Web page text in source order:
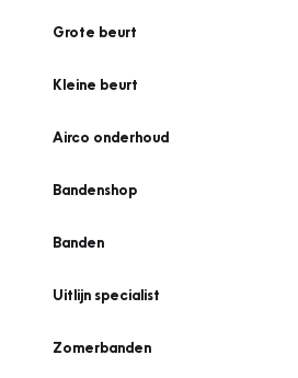
Grote beurt
Kleine beurt
Airco onderhoud
Bandenshop
Banden
Uitlijn specialist
Zomerbanden